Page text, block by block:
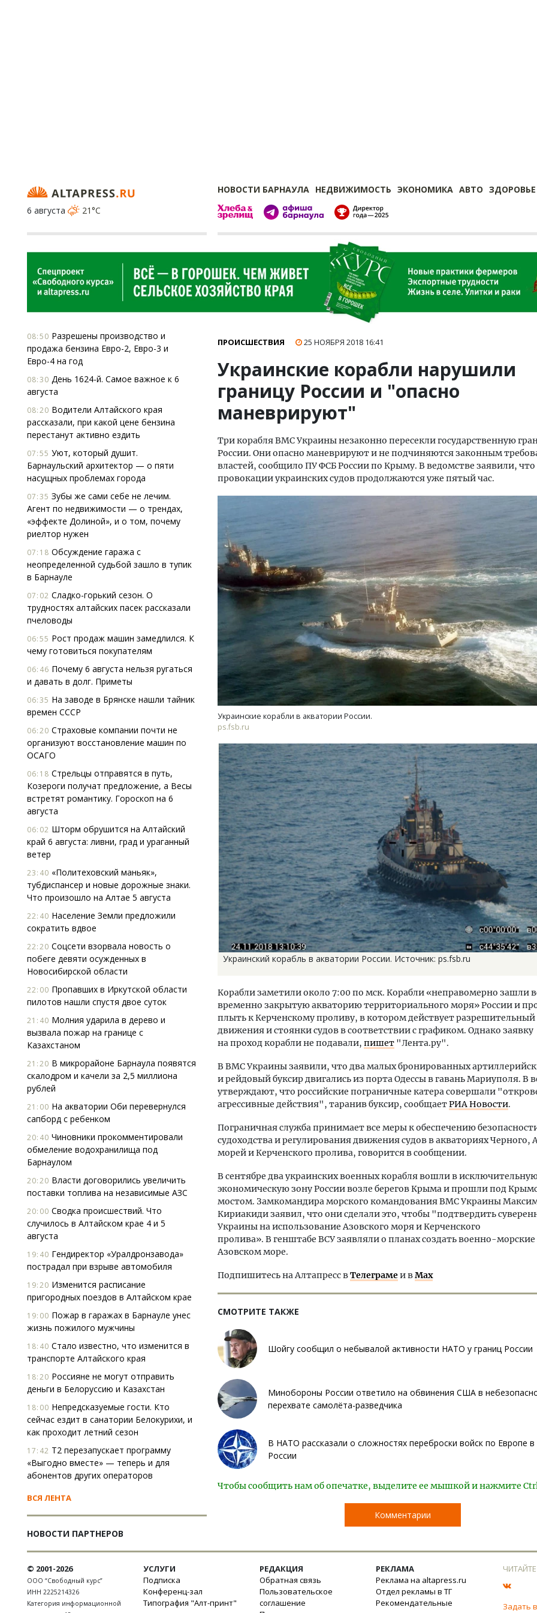
НОВОСТИ БАРНАУЛА НЕДВИЖИМОСТЬ ЭКОНОМИКА АВТО ЗДОРОВЬЕ
6 августа
21°C
08:50 Разрешены производство и
продажа бензина Евро-2, Евро-3 и
Евро-4 на год
08:30 День 1624-й. Самое важное к 6
августа
08:20 Водители Алтайского края
рассказали, при какой цене бензина
перестанут активно ездить
07:55 Уют, который душит.
Барнаульский архитектор — о пяти
насущных проблемах города
07:35 Зубы же сами себе не лечим.
Агент по недвижимости — о трендах,
«эффекте Долиной», и о том, почему
риелтор нужен
07:18 Обсуждение гаража с
неопределенной судьбой зашло в тупик
в Барнауле
07:02 Сладко-горький сезон. О
трудностях алтайских пасек рассказали
пчеловоды
06:55 Рост продаж машин замедлился. К
чему готовиться покупателям
06:46 Почему 6 августа нельзя ругаться
и давать в долг. Приметы
06:35 На заводе в Брянске нашли тайник
времен СССР
06:20 Страховые компании почти не
организуют восстановление машин по
ОСАГО
06:18 Стрельцы отправятся в путь,
Козероги получат предложение, а Весы
встретят романтику. Гороскоп на 6
августа
06:02 Шторм обрушится на Алтайский
край 6 августа: ливни, град и ураганный
ветер
23:40 «Политеховский маньяк»,
тубдиспансер и новые дорожные знаки.
Что произошло на Алтае 5 августа
22:40 Население Земли предложили
сократить вдвое
22:20 Соцсети взорвала новость о
побеге девяти осужденных в
Новосибирской области
22:00 Пропавших в Иркутской области
пилотов нашли спустя двое суток
21:40 Молния ударила в дерево и
вызвала пожар на границе с
Казахстаном
21:20 В микрорайоне Барнаула появятся
скалодром и качели за 2,5 миллиона
рублей
21:00 На акватории Оби перевернулся
сапборд с ребенком
20:40 Чиновники прокомментировали
обмеление водохранилища под
Барнаулом
20:20 Власти договорились увеличить
поставки топлива на независимые АЗС
20:00 Сводка происшествий. Что
случилось в Алтайском крае 4 и 5
августа
19:40 Гендиректор «Уралдронзавода»
пострадал при взрыве автомобиля
19:20 Изменится расписание
пригородных поездов в Алтайском крае
19:00 Пожар в гаражах в Барнауле унес
жизнь пожилого мужчины
18:40 Стало известно, что изменится в
транспорте Алтайского края
18:20 Россияне не могут отправить
деньги в Белоруссию и Казахстан
18:00 Непредсказуемые гости. Кто
сейчас ездит в санатории Белокурихи, и
как проходит летний сезон
17:42 Т2 перезапускает программу
«Выгодно вместе» — теперь и для
абонентов других операторов
ВСЯ ЛЕНТА
НОВОСТИ ПАРТНЕРОВ
ПРОИСШЕСТВИЯ 25 НОЯБРЯ 2018 16:41
Украинские корабли нарушили
границу России и "опасно
маневрируют"
Три корабля ВМС Украины незаконно пересекли государственную
России. Они опасно маневрируют и не подчиняются законным
властей, сообщило ПУ ФСБ России по Крыму. В ведомстве заявили, что
провокации украинских судов продолжаются уже пятый час.
Украинские корабли в акватории России.
ps.fsb.ru
Украинский корабль в акватории России. Источник: ps.fsb.ru
Корабли заметили около 7:00 по мск. Корабли «неправомерно зашли
временно закрытую акваторию территориального моря» России и
плыть к Керченскому проливу, в котором действует
движения и стоянки судов в соответствии с графиком. Однако заявку
на проход корабли не подавали, пишет "Лента.ру".
В ВМС Украины заявили, что два малых бронированных
и рейдовый буксир двигались из порта Одессы в гавань Мариуполя. В
утверждают, что российские пограничные катера совершали
агрессивные действия", таранив буксир, сообщаетРИА Новости.
Пограничная служба принимает все меры к обеспечению
судоходства и регулирования движения судов в акваториях Черного,
морей и Керченского пролива, говорится в сообщении.
В сентябре два украинских военных корабля вошли в
экономическую зону России возле берегов Крыма и прошли под
мостом. Замкомандира морского командования ВМС Украины
Кириакиди заявил, что они сделали это, чтобы "подтвердить
Украины на использование Азовского моря и Керченского
пролива». В генштабе ВСУ заявляли о планах создать военно-морские
Азовском море.
Подпишитесь на Алтапресс вТелеграмеи вMax
СМОТРИТЕ ТАКЖЕ
Шойгу сообщил о небывалой активности НАТО у границ России
Минобороны России ответило на обвинения США в
перехвате самолёта-разведчика
В НАТО рассказали о сложностях переброски войск по Европе в
России
Чтобы сообщить нам об опечатке, выделите ее мышкой и нажмите
Комментарии
Т2 перезапускает программу
«Выгодно вместе» — теперь и для
абонентов других операторов
ПОТРЕБИТЕЛЬ
Власти договорились
поставки топлива на
АЗС
ПОТРЕБИТЕЛЬ
© 2001-2026
ООО “Свободный курс”
ИНН 2225214326
Категория информационной
УСЛУГИ
Подписка
Конференц-зал
Типография "Алт-принт"
РЕДАКЦИЯ
Обратная связь
Пользовательское
соглашение
РЕКЛАМА
Реклама на altapress.ru
Отдел рекламы в ТГ
Рекомендательные
Задать